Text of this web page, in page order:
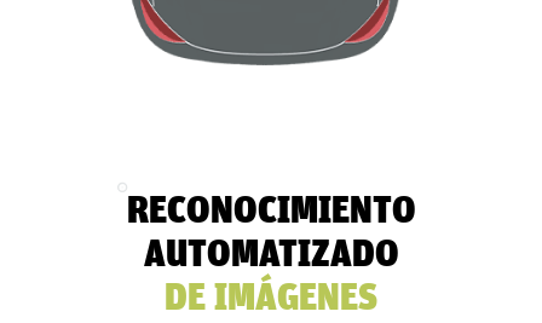
RECONOCIMIENTO
AUTOMATIZADO
DE IMÁGENES